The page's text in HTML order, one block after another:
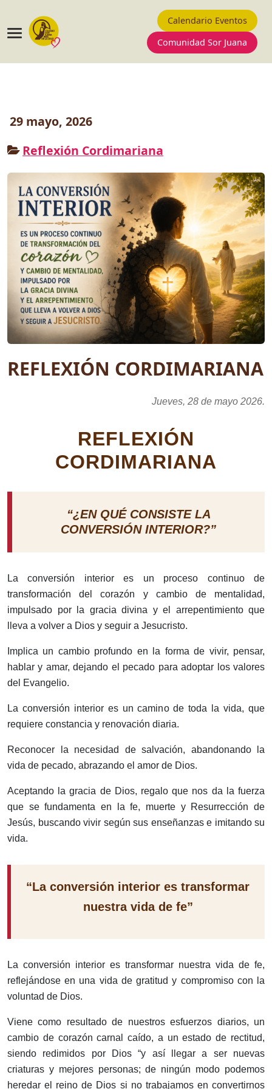
Calendario Eventos
Comunidad Sor Juana
29 mayo, 2026
Reflexión Cordimariana
REFLEXIÓN CORDIMARIANA
Jueves, 28 de mayo 2026.
REFLEXIÓN
CORDIMARIANA
“¿EN QUÉ CONSISTE LA
CONVERSIÓN INTERIOR?”
La conversión interior es un proceso continuo de
transformación del corazón y cambio de mentalidad,
impulsado por la gracia divina y el arrepentimiento que
lleva a volver a Dios y seguir a Jesucristo.
Implica un cambio profundo en la forma de vivir, pensar,
hablar y amar, dejando el pecado para adoptar los valores
del Evangelio.
La conversión interior es un camino de toda la vida, que
requiere constancia y renovación diaria.
Reconocer la necesidad de salvación, abandonando la
vida de pecado, abrazando el amor de Dios.
Aceptando la gracia de Dios, regalo que nos da la fuerza
que se fundamenta en la fe, muerte y Resurrección de
Jesús, buscando vivir según sus enseñanzas e imitando su
vida.
“La conversión interior es transformar
nuestra vida de fe”
La conversión interior es transformar nuestra vida de fe,
reflejándose en una vida de gratitud y compromiso con la
voluntad de Dios.
Viene como resultado de nuestros esfuerzos diarios, un
cambio de corazón carnal caído, a un estado de rectitud,
siendo redimidos por Dios “y así llegar a ser nuevas
criaturas y mejores personas; de ningún modo podemos
heredar el reino de Dios si no trabajamos en convertirnos